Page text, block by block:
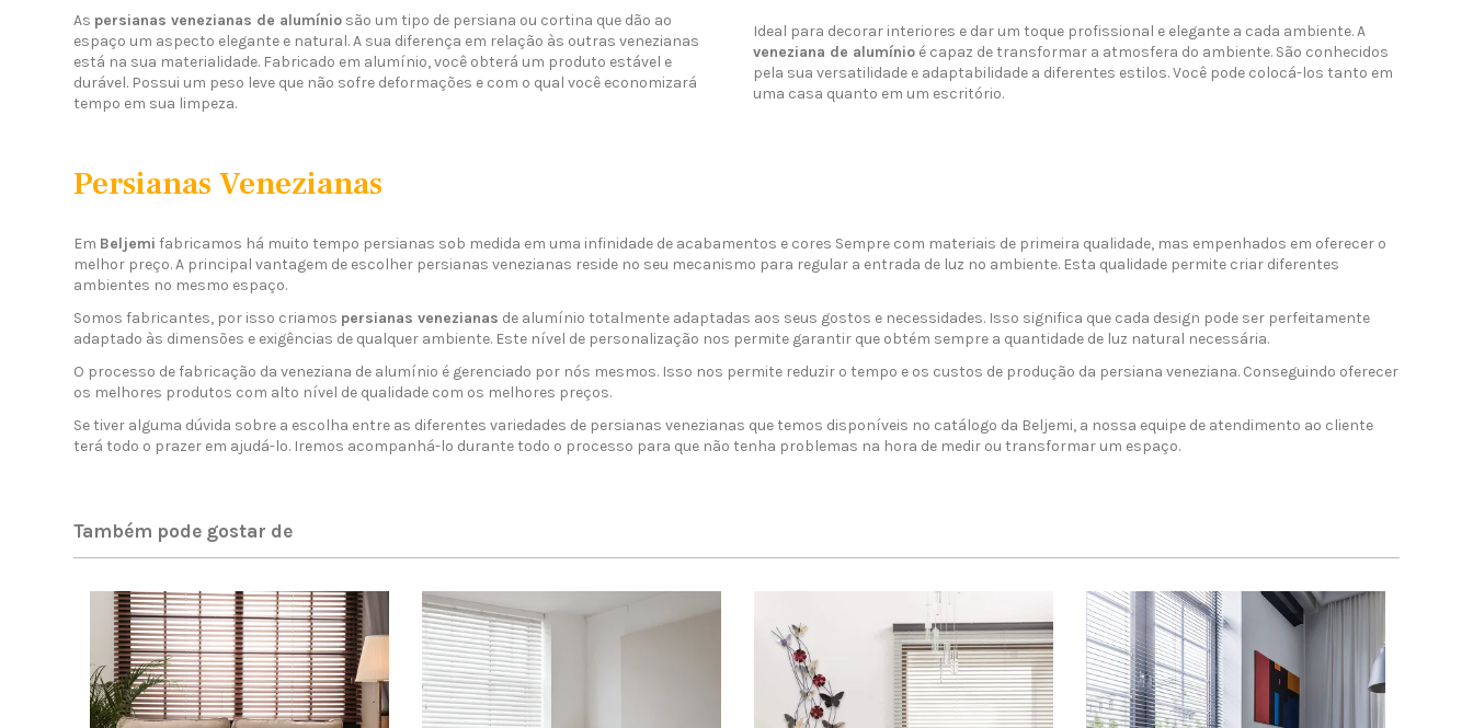
As persianas venezianas de alumínio são um tipo de persiana ou cortina que dão ao
espaço um aspecto elegante e natural. A sua diferença em relação às outras venezianas
está na sua materialidade. Fabricado em alumínio, você obterá um produto estável e
durável. Possui um peso leve que não sofre deformações e com o qual você economizará
tempo em sua limpeza.
Ideal para decorar interiores e dar um toque profissional e elegante a cada ambiente. A
veneziana de alumínio é capaz de transformar a atmosfera do ambiente. São conhecidos
pela sua versatilidade e adaptabilidade a diferentes estilos. Você pode colocá-los tanto em
uma casa quanto em um escritório.
Persianas Venezianas
Em Beljemi fabricamos há muito tempo persianas sob medida em uma infinidade de acabamentos e cores Sempre com materiais de primeira qualidade, mas empenhados em oferecer o
melhor preço. A principal vantagem de escolher persianas venezianas reside no seu mecanismo para regular a entrada de luz no ambiente. Esta qualidade permite criar diferentes
ambientes no mesmo espaço.
Somos fabricantes, por isso criamos persianas venezianas de alumínio totalmente adaptadas aos seus gostos e necessidades. Isso significa que cada design pode ser perfeitamente
adaptado às dimensões e exigências de qualquer ambiente. Este nível de personalização nos permite garantir que obtém sempre a quantidade de luz natural necessária.
O processo de fabricação da veneziana de alumínio é gerenciado por nós mesmos. Isso nos permite reduzir o tempo e os custos de produção da persiana veneziana. Conseguindo oferecer
os melhores produtos com alto nível de qualidade com os melhores preços.
Se tiver alguma dúvida sobre a escolha entre as diferentes variedades de persianas venezianas que temos disponíveis no catálogo da Beljemi, a nossa equipe de atendimento ao cliente
terá todo o prazer em ajudá-lo. Iremos acompanhá-lo durante todo o processo para que não tenha problemas na hora de medir ou transformar um espaço.
Também pode gostar de